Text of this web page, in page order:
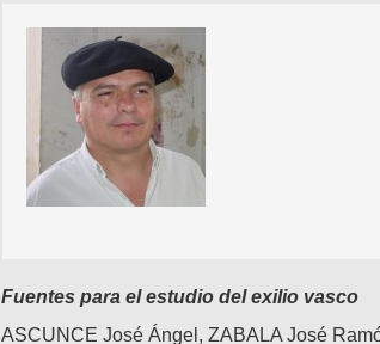
Fuentes para el estudio del exilio vasco
ASCUNCE José Ángel, ZABALA José